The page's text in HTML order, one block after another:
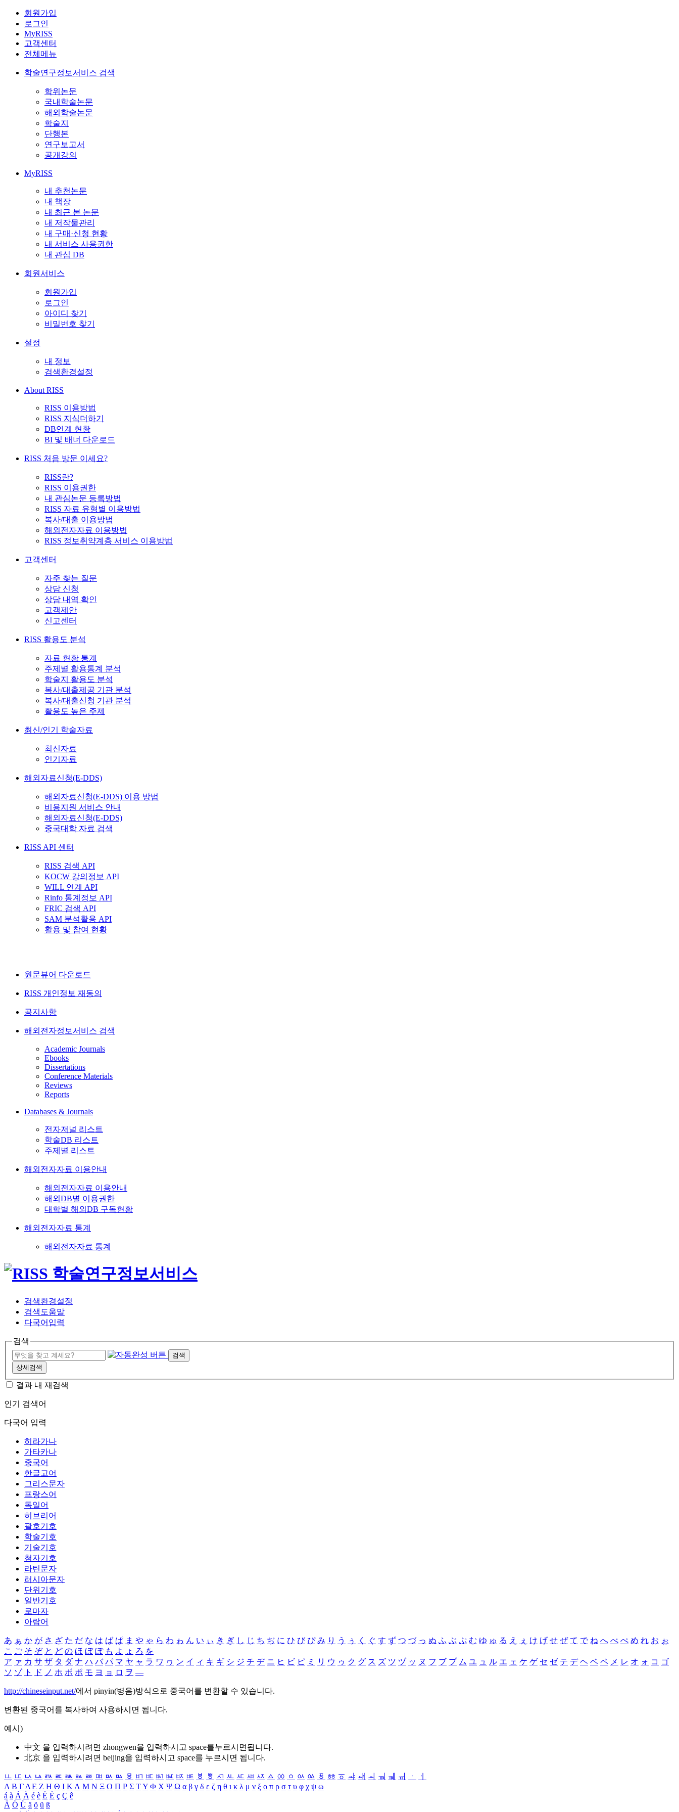
회원가입
로그인
MyRISS
고객센터
전체메뉴
학술연구정보서비스 검색
학위논문
국내학술논문
해외학술논문
학술지
단행본
연구보고서
공개강의
MyRISS
내 추천논문
내 책장
내 최근 본 논문
내 저작물관리
내 구매·신청 현황
내 서비스 사용권한
내 관심 DB
회원서비스
회원가입
로그인
아이디 찾기
비밀번호 찾기
설정
내 정보
검색환경설정
About RISS
RISS 이용방법
RISS 지식더하기
DB연계 현황
BI 및 배너 다운로드
RISS 처음 방문 이세요?
RISS란?
RISS 이용권한
내 관심논문 등록방법
RISS 자료 유형별 이용방법
복사/대출 이용방법
해외전자자료 이용방법
RISS 정보취약계층 서비스 이용방법
고객센터
자주 찾는 질문
상담 신청
상담 내역 확인
고객제안
신고센터
RISS 활용도 분석
자료 현황 통계
주제별 활용통계 분석
학술지 활용도 분석
복사/대출제공 기관 분석
복사/대출신청 기관 분석
활용도 높은 주제
최신/인기 학술자료
최신자료
인기자료
해외자료신청(E-DDS)
해외자료신청(E-DDS) 이용 방법
비용지원 서비스 안내
해외자료신청(E-DDS)
중국대학 자료 검색
RISS API 센터
RISS 검색 API
KOCW 강의정보 API
WILL 연계 API
Rinfo 통계정보 API
FRIC 검색 API
SAM 분석활용 API
활용 및 참여 현황
원문뷰어 다운로드
RISS 개인정보 재동의
공지사항
해외전자정보서비스 검색
Academic Journals
Ebooks
Dissertations
Conference Materials
Reviews
Reports
Databases & Journals
전자저널 리스트
학술DB 리스트
주제별 리스트
해외전자자료 이용안내
해외전자자료 이용안내
해외DB별 이용권한
대학별 해외DB 구독현황
해외전자자료 통계
해외전자자료 통계
검색환경설정
검색도움말
다국어입력
검색
검색
상세검색
결과 내 재검색
인기 검색어
다국어 입력
히라가나
가타카나
중국어
한글고어
그리스문자
프랑스어
독일어
히브리어
괄호기호
학술기호
기술기호
첨자기호
라틴문자
러시아문자
단위기호
일반기호
로마자
아랍어
あ ぁ か が さ ざ た だ な は ば ぱ ま や ゃ ら わ ゎ ん い ぃ き ぎ し じ ち ぢ に ひ び ぴ み り う ぅ く ぐ す ず つ づ っ ぬ ふ ぶ ぷ む ゆ ゅ る え ぇ け げ せ ぜ て で ね へ べ ぺ め れ お ぉ
こ ご そ ぞ と ど の ほ ぼ ぽ も よ ょ ろ を
ア ァ カ サ ザ タ ダ ナ ハ バ パ マ ヤ ャ ラ ワ ヮ ン イ ィ キ ギ シ ジ チ ヂ ニ ヒ ビ ピ ミ リ ウ ゥ ク グ ス ズ ツ ヅ ッ ヌ フ ブ プ ム ユ ュ ル エ ェ ケ ゲ セ ゼ テ デ ヘ ベ ペ メ レ オ ォ コ ゴ
ソ ゾ ト ド ノ ホ ボ ポ モ ヨ ョ ロ ヲ ―
http://chineseinput.net/에서 pinyin(병음)방식으로 중국어를 변환할 수 있습니다.
변환된 중국어를 복사하여 사용하시면 됩니다.
예시)
中文 을 입력하시려면 zhongwen을 입력하시고 space를누르시면됩니다.
北京 을 입력하시려면 beijing을 입력하시고 space를 누르시면 됩니다.
ㅥ ㅦ ㅧ ㅨ ㅩ ㅪ ㅫ ㅬ ㅭ ㅮ ㅯ ㅰ ㅱ ㅲ ㅳ ㅴ ㅵ ㅶ ㅷ ㅸ ㅹ ㅺ ㅻ ㅼ ㅽ ㅾ ㅿ ㆀ ㆁ ㆂ ㆃ ㆄ ㆅ ㆆ ㆇ ㆈ ㆉ ㆊ ㆋ ㆌ ㆍ
ㆎ
Α Β ΓΔ Ε Ζ Η Θ Ι ΚΛ Μ Ν Ξ Ο Π Ρ Σ ΤΥ Φ Χ Ψ Ω α β γ δ ε ζ η θ ι κ λ μ ν ξ ο π ρ σ τ υ φ χ ψ ω
á à Á À é è É È ç Ç ê
Ä Ö Ü ä ö ü ß